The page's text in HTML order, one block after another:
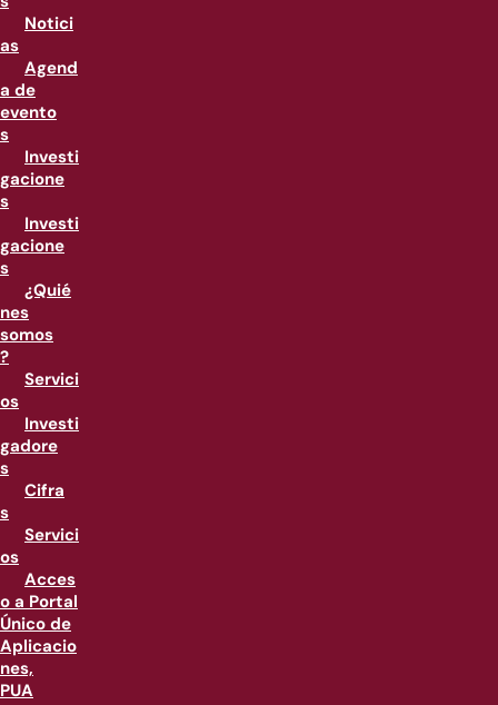
Notici
as
Agend
a de
evento
s
Investi
gacione
s
Investi
gacione
s
¿Quié
nes
somos
?
Servici
os
Investi
gadore
s
Cifra
s
Servici
os
Acces
o a Portal
Único de
Aplicacio
nes,
PUA